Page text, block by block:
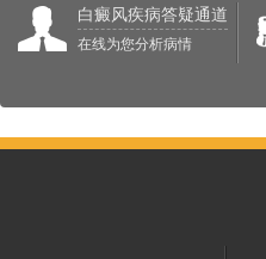
白癜风疾病答疑通道
在线为您分析病情